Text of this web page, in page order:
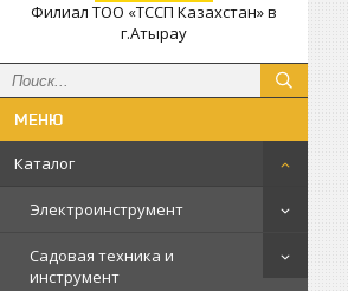
Филиал ТОО «ТССП Казахстан» в
г.Атырау
Каталог
Электроинструмент
Садовая техника и
инструмент